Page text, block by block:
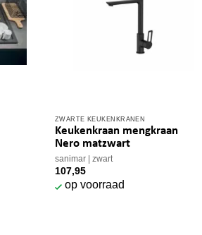
ZWARTE KEUKENKRANEN
Keukenkraan mengkraan
Nero matzwart
sanimar zwart
107,95
op voorraad